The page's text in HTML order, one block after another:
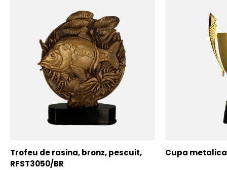
Trofeu de rasina, bronz, pescuit,
RFST3050/BR
Cupa